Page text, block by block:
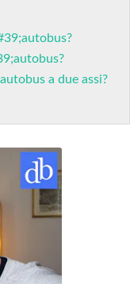
a due assi?